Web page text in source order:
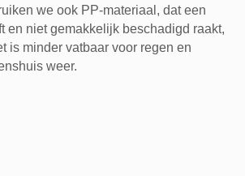
we ook PP-materiaal, dat een
en niet gemakkelijk beschadigd raakt,
is minder vatbaar voor regen en
weer.